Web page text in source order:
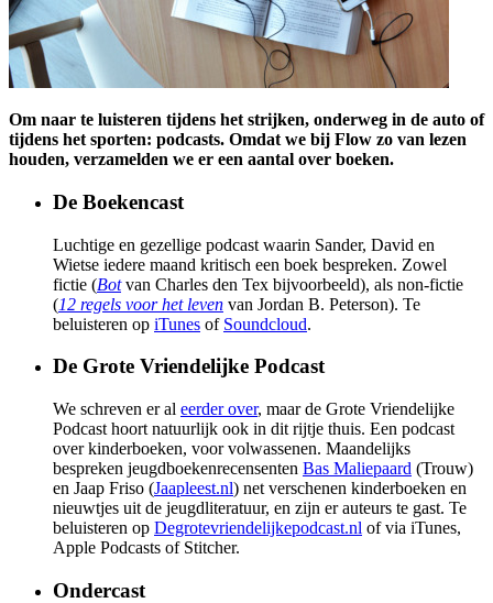
Om naar te luisteren tijdens het strijken, onderweg in de auto of
tijdens het sporten: podcasts. Omdat we bij Flow zo van lezen
houden, verzamelden we er een aantal over boeken.
De Boekencast
Luchtige en gezellige podcast waarin Sander, David en
Wietse iedere maand kritisch een boek bespreken. Zowel
fictie (Botvan Charles den Tex bijvoorbeeld), als non-fictie
(12 regels voor het leven van Jordan B. Peterson). Te
beluisteren op iTunes of Soundcloud.
De Grote Vriendelijke Podcast
We schreven er al eerder over, maar de Grote Vriendelijke
Podcast hoort natuurlijk ook in dit rijtje thuis. Een podcast
over kinderboeken, voor volwassenen. Maandelijks
bespreken jeugdboekenrecensenten Bas Maliepaard (Trouw)
en Jaap Friso (Jaapleest.nl) net verschenen kinderboeken en
nieuwtjes uit de jeugdliteratuur, en zijn er auteurs te gast. Te
beluisteren op Degrotevriendelijkepodcast.nl of via iTunes,
Apple Podcasts of Stitcher.
Ondercast